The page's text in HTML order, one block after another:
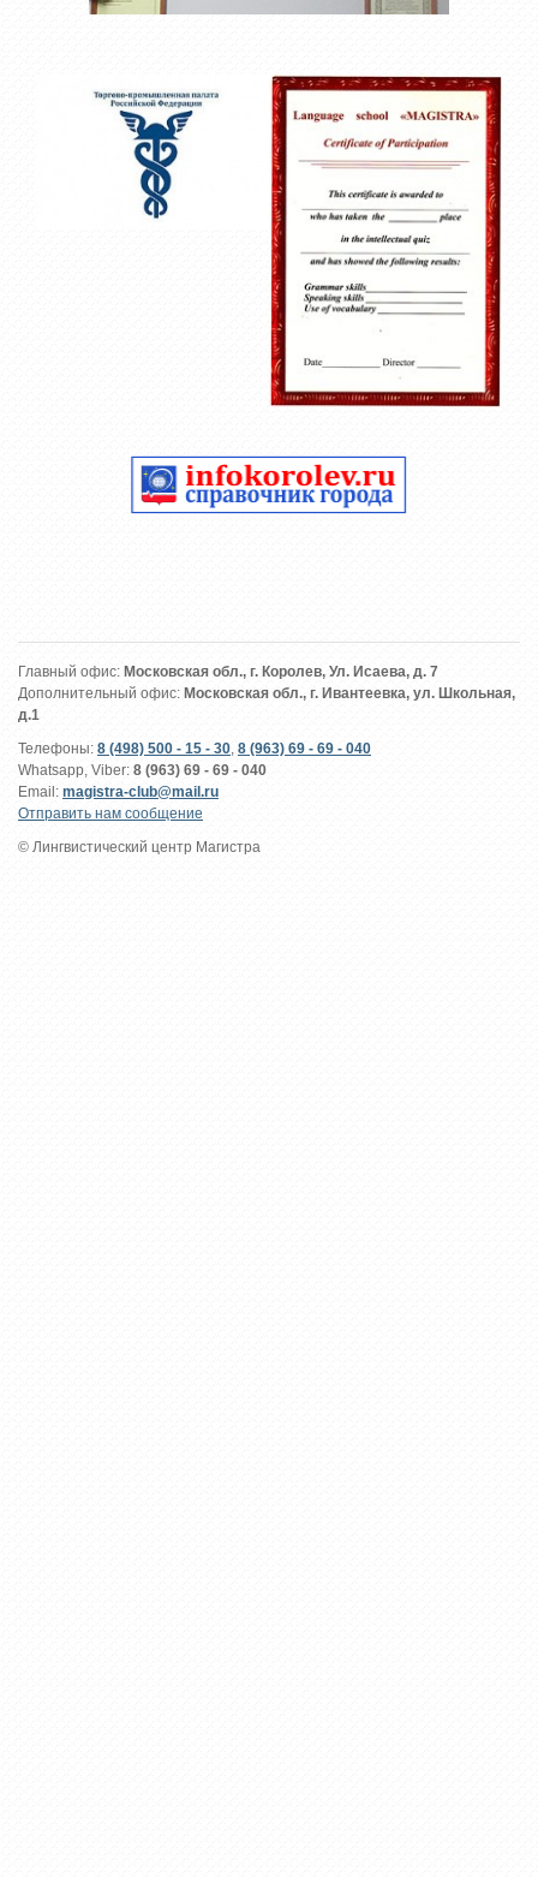
Главный офис: Московская обл., г. Королев, Ул. Исаева, д. 7
Дополнительный офис: Московская обл., г. Ивантеевка, ул. Школьная,
д.1
Телефоны: 8 (498) 500 - 15 - 30 8 (963) 69 - 69 - 040
Whatsapp, Viber: 8 (963) 69 - 69 - 040
Email: magistra-club@mail.ru
Отправить нам сообщение
© Лингвистический центр Магистра